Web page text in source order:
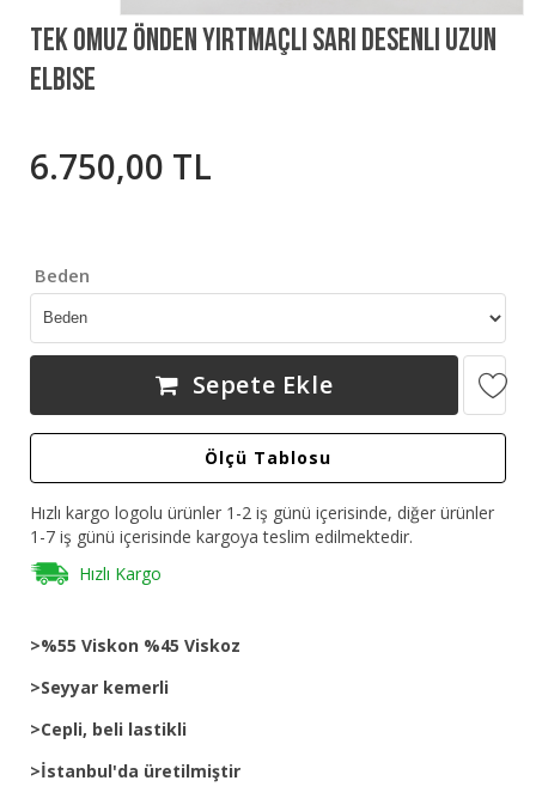
Tek Omuz Önden Yırtmaçlı Sarı Desenli Uzun
Elbise
6.750,00 TL
Beden
Sepete Ekle
Ölçü Tablosu
Hızlı kargo logolu ürünler 1-2 iş günü içerisinde, diğer ürünler
1-7 iş günü içerisinde kargoya teslim edilmektedir.
Hızlı Kargo
>%55 Viskon %45 Viskoz
>Seyyar kemerli
>Cepli, beli lastikli
>İstanbul'da üretilmiştir